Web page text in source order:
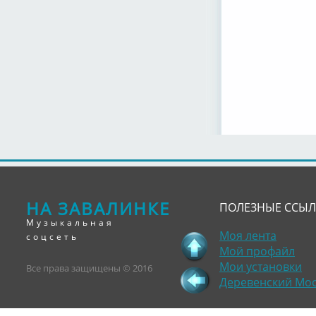
НА ЗАВАЛИНКЕ
Музыкальная
соцсеть
Все права защищены © 2016
ПОЛЕЗНЫЕ
Моя лента
Мой профайл
Мои установки
Деревенский